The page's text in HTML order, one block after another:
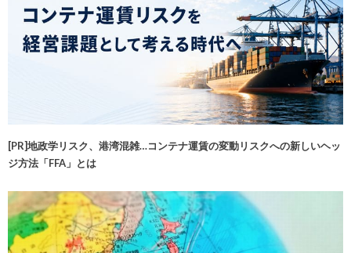
[PR]地政学リスク、港湾混雑…コンテナ運賃の変動リスクへの新しいヘッ
ジ方法「FFA」とは